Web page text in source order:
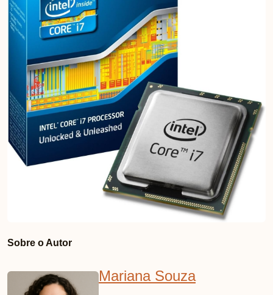
Sobre o Autor
Mariana Souza